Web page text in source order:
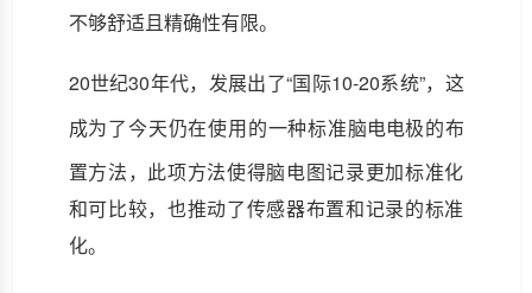
不够舒适且精确性有限。
20世纪30年代，发展出了“国际10-20系统”，这
成为了今天仍在使用的一种标准脑电电极的布
置方法，此项方法使得脑电图记录更加标准化
和可比较，也推动了传感器布置和记录的标准
化。